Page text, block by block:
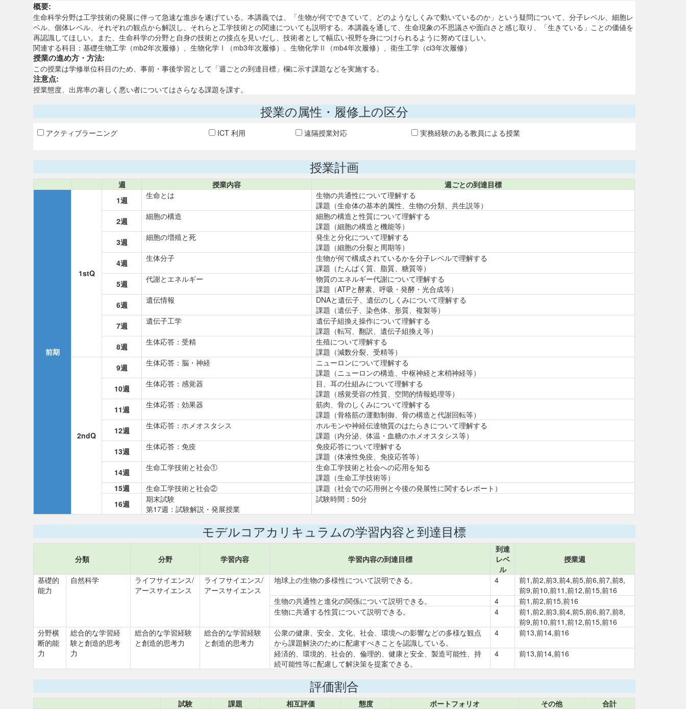
概要:
生命科学分野は工学技術の発展に伴って急速な進歩を遂げている。本講義では、「生物が何でできていて、どのようなしくみで動いているのか」という疑問について、分子レベル、細胞レ
ベル、個体レベル、それぞれの観点から解説し、それらと工学技術との関連についても説明する。本講義を通して、生命現象の不思議さや面白さと感じ取り、「生きている」ことの価値を
再認識してほしい。また、生命科学の分野と自身の技術との接点を見いだし、技術者として幅広い視野を身につけられるように努めてほしい。
関連する科目：基礎生物工学（mb2年次履修）、生物化学Ⅰ（mb3年次履修）、生物化学Ⅱ（mb4年次履修）、衛生工学（ci3年次履修）
授業の進め方・方法:
この授業は学修単位科目のため、事前・事後学習として「週ごとの到達目標」欄に示す課題などを実施する。
注意点:
授業態度、出席率の著しく悪い者についてはさらなる課題を課す。
授業の属性・履修上の区分
アクティブラーニング ICT 利用 遠隔授業対応 実務経験のある教員による授業
授業計画
週 授業内容 週ごとの到達目標
前期
1stQ
1週 生命とは
生物の共通性について理解する
課題（生命体の基本的属性、生物の分類、共生説等）
2週
細胞の構造
細胞の構造と性質について理解する
課題（細胞の構造と機能等）
3週
細胞の増殖と死
発生と分化について理解する
課題（細胞の分裂と周期等）
4週
生体分子
生物が何で構成されているかを分子レベルで理解する
課題（たんぱく質、脂質、糖質等）
5週
代謝とエネルギー
物質のエネルギー代謝について理解する
課題（ATPと酵素、呼吸・発酵・光合成等）
6週
遺伝情報
DNAと遺伝子、遺伝のしくみについて理解する
課題（遺伝子、染色体、形質、複製等）
7週
遺伝子工学
遺伝子組換え操作について理解する
課題（転写、翻訳、遺伝子組換え等）
8週
生体応答：受精
生殖について理解する
課題（減数分裂、受精等）
2ndQ
9週 生体応答：脳・神経
ニューロンについて理解する
課題（ニューロンの構造、中枢神経と末梢神経等）
10週
生体応答：感覚器
目、耳の仕組みについて理解する
課題（感覚受容の性質、空間的情報処理等）
11週
生体応答：効果器
筋肉、骨のしくみについて理解する
課題（骨格筋の運動制御、骨の構造と代謝回転等）
12週
生体応答：ホメオスタシス
ホルモンや神経伝達物質のはたらきについて理解する
課題（内分泌、体温・血糖のホメオスタシス等）
13週
生体応答：免疫
免疫応答について理解する
課題（体液性免疫、免疫応答等）
14週
生命工学技術と社会①
生命工学技術と社会への応用を知る
課題（生命工学技術等）
15週
生命工学技術と社会②
課題（社会での応用例と今後の発展性に関するレポート）
16週
期末試験
第17週：試験解説・発展授業
試験時間：50分
モデルコアカリキュラムの学習内容と到達目標
分類 分野 学習内容 学習内容の到達目標
到達
レベ
ル
授業週
基礎的
能力
自然科学
ライフサイエンス/
アースサイエンス
ライフサイエンス/
アースサイエンス
地球上の生物の多様性について説明できる。 4
前1,前2,前3,前4,前5,前6,前7,前8,
前9,前10,前11,前12,前15,前16
生物の共通性と進化の関係について説明できる。
4
前1,前2,前15,前16
生物に共通する性質について説明できる。
4
前1,前2,前3,前4,前5,前6,前7,前8,
前9,前10,前11,前12,前15,前16
分野横
断的能
力
総合的な学習経
験と創造的思考
力
総合的な学習経験
と創造的思考力
総合的な学習経験
と創造的思考力
公衆の健康、安全、文化、社会、環境への影響などの多様な観点
から課題解決のために配慮すべきことを認識している。
4 前13,前14,前16
経済的、環境的、社会的、倫理的、健康と安全、製造可能性、持
続可能性等に配慮して解決策を提案できる。
4 前13,前14,前16
評価割合
試験 課題 相互評価 態度 ポートフォリオ その他 合計